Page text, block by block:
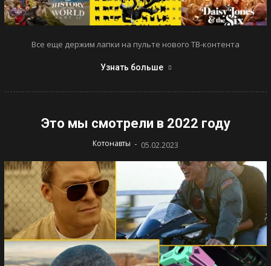
Все еще держим лапки на пульте нового ТВ-контента
Узнать больше
Это мы смотрели в 2022 году
Котонавты - 05.02.2023